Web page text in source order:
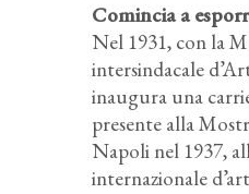
Comincia a
Nel 1931, con la
intersindacale
inaugura una
presente alla
Napoli nel 1937,
internazionale